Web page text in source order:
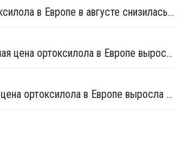
Контрактная цена ортоксилола в Европе в августе снизилась на EUR75 за тонну
Февральская контрактная цена ортоксилола в Европе выросла на EUR72 за тонну
Январская контрактная цена ортоксилола в Европе выросла на EUR33 за тонну